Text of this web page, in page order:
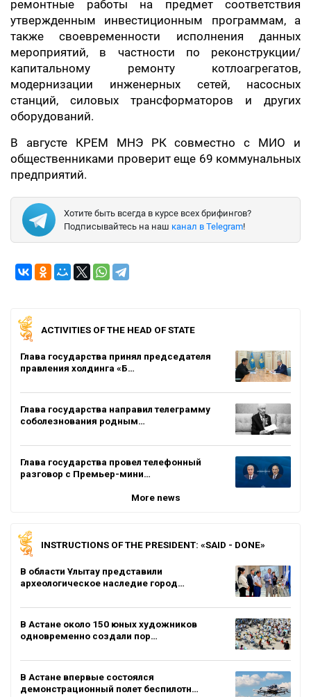
ремонтные работы на предмет соответствия
утвержденным инвестиционным программам, а
также своевременности исполнения данных
мероприятий, в частности по реконструкции/
капитальному ремонту котлоагрегатов,
модернизации инженерных сетей, насосных
станций, силовых трансформаторов и других
оборудований.
В августе КРЕМ МНЭ РК совместно с МИО и
общественниками проверит еще 69 коммунальных
предприятий.
Хотите быть всегда в курсе всех брифингов?
Подписывайтесь на наш канал в Telegram!
ACTIVITIES OF THE HEAD OF STATE
Глава государства принял председателя
правления холдинга «Б…
Глава государства направил телеграмму
соболезнования родным…
Глава государства провел телефонный
разговор с Премьер-мини…
More news
INSTRUCTIONS OF THE PRESIDENT: «SAID - DONE»
В области Ұлытау представили
археологическое наследие город…
В Астане около 150 юных художников
одновременно создали пор…
В Астане впервые состоялся
демонстрационный полет беспилотн…